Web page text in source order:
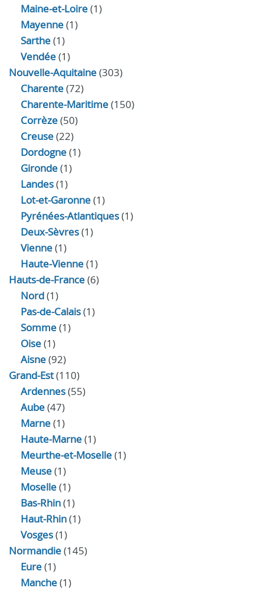
Maine-et-Loire(1)
Mayenne(1)
Sarthe(1)
Vendée(1)
Nouvelle-Aquitaine(303)
Charente(72)
Charente-Maritime(150)
Corrèze(50)
Creuse(22)
Dordogne(1)
Gironde(1)
Landes(1)
Lot-et-Garonne(1)
Pyrénées-Atlantiques(1)
Deux-Sèvres(1)
Vienne(1)
Haute-Vienne(1)
Hauts-de-France(6)
Nord(1)
Pas-de-Calais(1)
Somme(1)
Oise(1)
Aisne(92)
Grand-Est(110)
Ardennes(55)
Aube(47)
Marne(1)
Haute-Marne(1)
Meurthe-et-Moselle(1)
Meuse(1)
Moselle(1)
Bas-Rhin(1)
Haut-Rhin(1)
Vosges(1)
Normandie(145)
Eure(1)
Manche(1)